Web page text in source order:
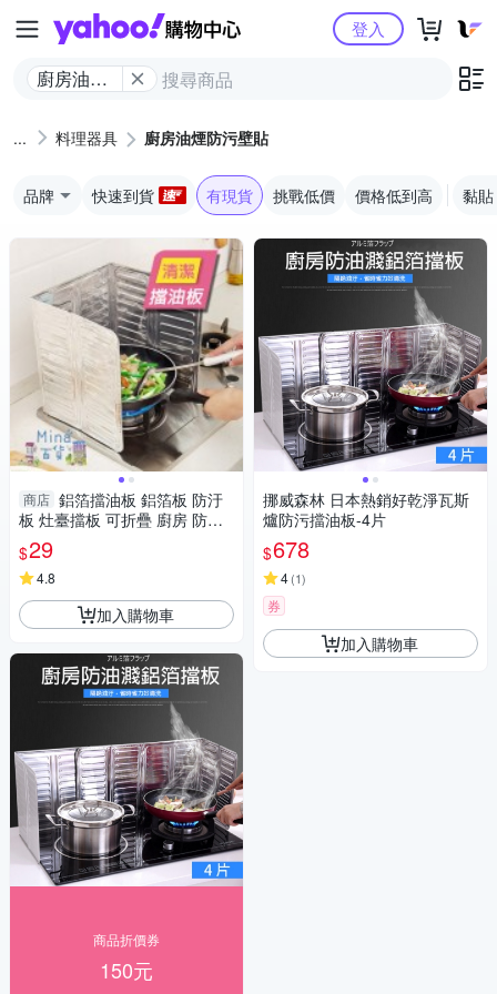
Yahoo購物中心
廚房油煙
登入
料理器具 廚房油煙防污壁貼
品牌 快速到貨 有現貨 挑戰低價 價格低到高 黏貼
商店 鋁箔擋油板 鋁箔板 防汙
板 灶臺擋板 可折疊 廚房 防油
(mina百貨)【F0329】
$29
4.8
加入購物車
商品折價券
150元
挪威森林 日本熱銷好乾淨瓦斯
爐防污擋油板-4片
$678
4(1)
券
加入購物車